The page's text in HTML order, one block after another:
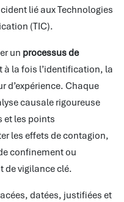
lié aux Technologies
(TIC).
un processus de
à la fois l’identification, la
d’expérience. Chaque
causale rigoureuse
et les points
les effets de contagion,
confinement ou
de vigilance clé.
datées, justifiées et